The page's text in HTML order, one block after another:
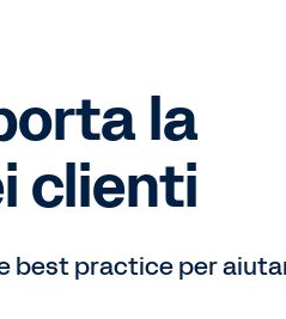
la
clienti
best practice per